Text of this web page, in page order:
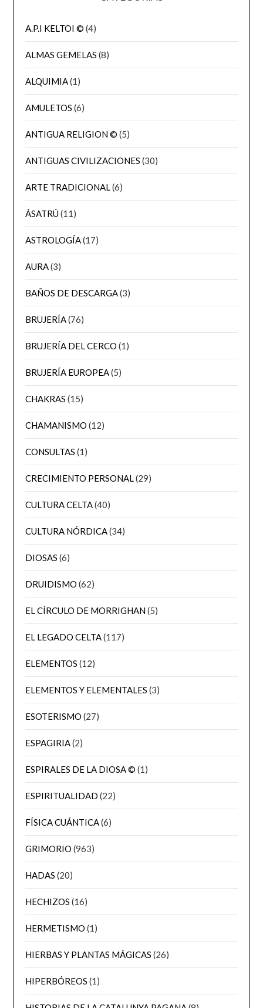
A.P.I KELTOI © (4)
ALMAS GEMELAS (8)
ALQUIMIA(1)
AMULETOS (6)
ANTIGUA RELIGION © (5)
ANTIGUAS CIVILIZACIONES (30)
ARTE TRADICIONAL(6)
ÁSATRÚ(11)
ASTROLOGÍA(17)
AURA(3)
BAÑOS DE DESCARGA(3)
BRUJERÍA(76)
BRUJERÍA DEL CERCO (1)
BRUJERÍA EUROPEA(5)
CHAKRAS (15)
CHAMANISMO (12)
CONSULTAS (1)
CRECIMIENTO PERSONAL(29)
CULTURA CELTA(40)
CULTURA NÓRDICA(34)
DIOSAS (6)
DRUIDISMO (62)
EL CÍRCULO DE MORRIGHAN(5)
EL LEGADO CELTA(117)
ELEMENTOS (12)
ELEMENTOS Y ELEMENTALES (3)
ESOTERISMO (27)
ESPAGIRIA(2)
ESPIRALES DE LA DIOSA © (1)
ESPIRITUALIDAD (22)
FÍSICA CUÁNTICA(6)
GRIMORIO (963)
HADAS (20)
HECHIZOS (16)
HERMETISMO (1)
HIERBAS Y PLANTAS MÁGICAS (26)
HIPERBÓREOS (1)